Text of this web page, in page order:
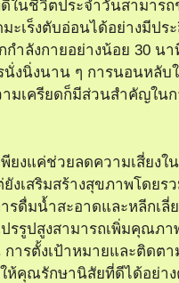
ในชีวิตประจำวันสามารถ
มะเร็งตับอ่อนได้อย่างมีปร
ำลังกายอย่างน้อย 30 น
นั่งนิ่งนาน ๆ การนอนหลับ
มเครียดก็มีส่วนสำคัญในก
ยงแค่ช่วยลดความเสี่ยงใ
ยังเสริมสร้างสุขภาพโดยร
รดื่มน้ำสะอาดและหลีกเลี่
รรูปสูงสามารถเพิ่มคุณภา
ารตั้งเป้าหมายและติดตา
คุณรักษานิสัยที่ดีได้อย่าง